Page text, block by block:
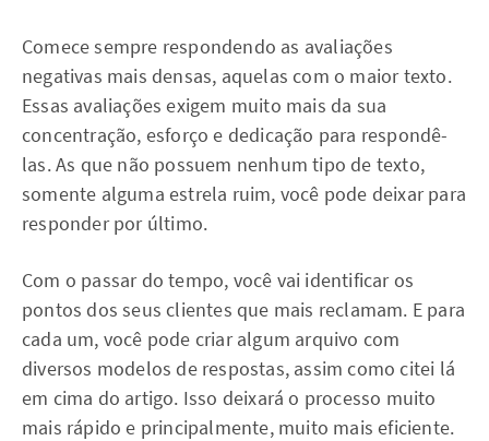
Comece sempre respondendo as avaliações
negativas mais densas, aquelas com o maior texto.
Essas avaliações exigem muito mais da sua
concentração, esforço e dedicação para respondê-
las. As que não possuem nenhum tipo de texto,
somente alguma estrela ruim, você pode deixar para
responder por último.
Com o passar do tempo, você vai identificar os
pontos dos seus clientes que mais reclamam. E para
cada um, você pode criar algum arquivo com
diversos modelos de respostas, assim como citei lá
em cima do artigo. Isso deixará o processo muito
mais rápido e principalmente, muito mais eficiente.